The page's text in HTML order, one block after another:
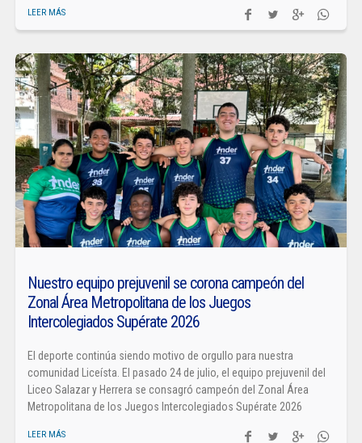
LEER MÁS
Nuestro equipo prejuvenil se corona campeón del
Zonal Área Metropolitana de los Juegos
Intercolegiados Supérate 2026
El deporte continúa siendo motivo de orgullo para nuestra
comunidad Liceísta. El pasado 24 de julio, el equipo prejuvenil del
Liceo Salazar y Herrera se consagró campeón del Zonal Área
Metropolitana de los Juegos Intercolegiados Supérate 2026
LEER MÁS